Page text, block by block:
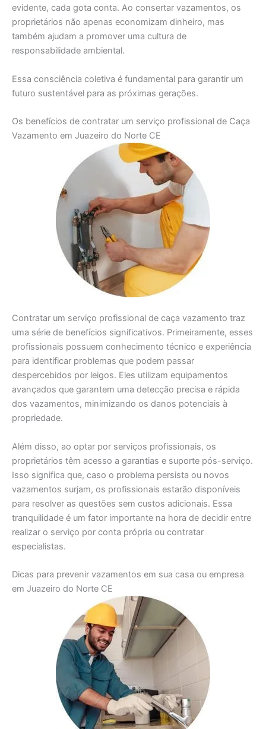
evidente, cada gota conta. Ao consertar vazamentos, os
proprietários não apenas economizam dinheiro, mas
também ajudam a promover uma cultura de
responsabilidade ambiental.
Essa consciência coletiva é fundamental para garantir um
futuro sustentável para as próximas gerações.
Os benefícios de contratar um serviço profissional de Caça
Vazamento em Juazeiro do Norte CE
Contratar um serviço profissional de caça vazamento traz
uma série de benefícios significativos. Primeiramente, esses
profissionais possuem conhecimento técnico e experiência
para identificar problemas que podem passar
despercebidos por leigos. Eles utilizam equipamentos
avançados que garantem uma detecção precisa e rápida
dos vazamentos, minimizando os danos potenciais à
propriedade.
Além disso, ao optar por serviços profissionais, os
proprietários têm acesso a garantias e suporte pós-serviço.
Isso significa que, caso o problema persista ou novos
vazamentos surjam, os profissionais estarão disponíveis
para resolver as questões sem custos adicionais. Essa
tranquilidade é um fator importante na hora de decidir entre
realizar o serviço por conta própria ou contratar
especialistas.
Dicas para prevenir vazamentos em sua casa ou empresa
em Juazeiro do Norte CE